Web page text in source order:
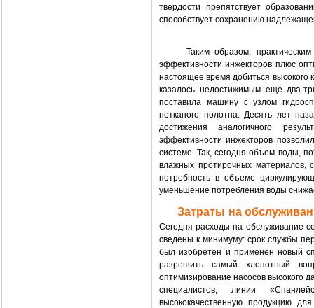
твердости препятствует
способствует сохранению
Таким образом, практическим
эффективности инжекторов плюс
настоящее время добиться высокого
казалось недостижимым еще два-
поставила машину с узлом
нетканого полотна. Десять лет
достижения аналогичного
эффективности инжекторов
системе. Так, сегодня объем воды,
влажных протирочных материалов,
потребность в объеме
уменьшение потребления воды
Затраты на
Сегодня расходы на обслуживание
сведены к минимуму: срок службы
был изобретен и применен новый
разрешить самый хлопотный
оптимизирование насосов высокого
специалистов, линии
высококачественную продукцию